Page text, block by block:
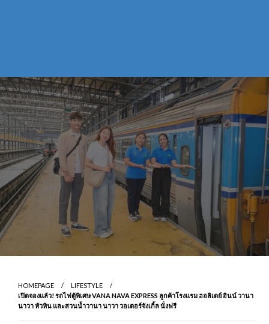
HOMEPAGE
LIFESTYLE
เปิดจองแล้ว! รถไฟตู้พิเศษ VANA NAVA EXPRESS ลูกค้าโรงแรม ฮอลิเดย์ อินน์ วานา
นาวา หัวหิน และสวนน้ำวานา นาวา วอเตอร์จังเกิ้ล นั่งฟรี